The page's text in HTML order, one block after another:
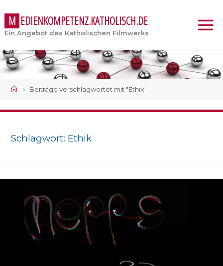
M EDIENKOMPETENZ.KATHOLISCH.DE
Ein Angebot des Katholischen Filmwerks
StartBeiträge verschlagwortet mit "Ethik"
Schlagwort: Ethik